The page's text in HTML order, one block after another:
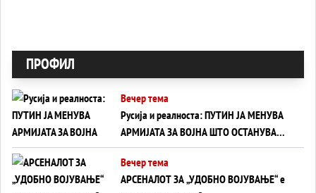
ПРОФИЛ
Вечер тема
Русија и реалноста: ПУТИН ЈА МЕНУВА
АРМИЈАТА ЗА ВОЈНА ШТО ОСТАНУВА
БЕЗ ФРОНТ
Вечер тема
АРСЕНАЛОТ ЗА „УДОБНО ВОЈУВАЊЕ“ е